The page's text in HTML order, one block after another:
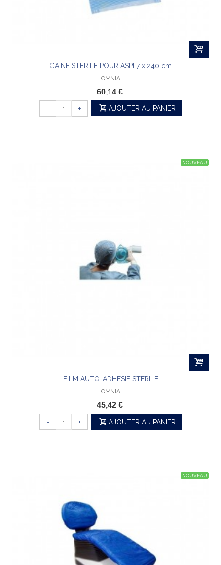
GAINE STERILE POUR ASPI 7 x 240 cm
OMNIA
60,14 €
- + AJOUTER AU PANIER
NOUVEAU
FILM AUTO-ADHESIF STERILE
OMNIA
45,42 €
- + AJOUTER AU PANIER
NOUVEAU